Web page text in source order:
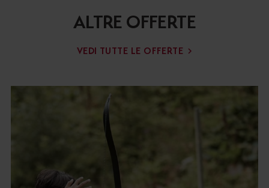
ALTRE OFFERTE
VEDI TUTTE LE OFFERTE